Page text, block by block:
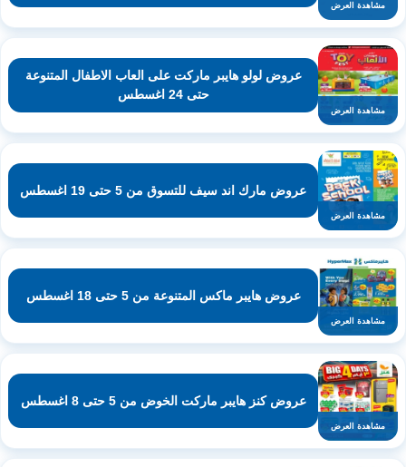
مشاهدة العرض
مشاهدة العرض
عروض لولو هايبر ماركت على العاب الاطفال المتنوعة
حتى 24 اغسطس
مشاهدة العرض
عروض مارك اند سيف للتسوق من 5 حتى 19 اغسطس
مشاهدة العرض
عروض هايبر ماكس المتنوعة من 5 حتى 18 اغسطس
مشاهدة العرض
عروض كنز هايبر ماركت الخوض من 5 حتى 8 اغسطس